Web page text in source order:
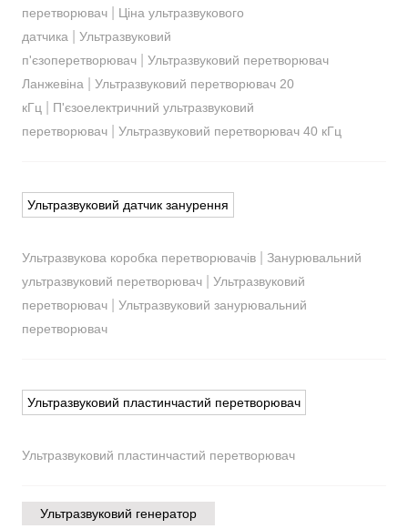
перетворювач| Ціна ультразвукового
датчика
Ультразвуковий
п'єзоперетворювач| Ультразвуковий перетворювач
Ланжевіна
Ультразвуковий перетворювач 20
кГц
П'єзоелектричний ультразвуковий
перетворювач| Ультразвуковий перетворювач 40 кГц
Ультразвуковий датчик занурення
Ультразвукова коробка перетворювачів| Занурювальний
ультразвуковий перетворювач| Ультразвуковий
перетворювач| Ультразвуковий занурювальний
перетворювач
Ультразвуковий пластинчастий перетворювач
Ультразвуковий пластинчастий перетворювач
Ультразвуковий генератор